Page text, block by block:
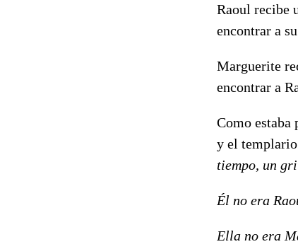
Raoul recibe
encontrar a
Marguerite
encontrar a
Como estaba
y el
tiempo, un
Él no era
Ella no era